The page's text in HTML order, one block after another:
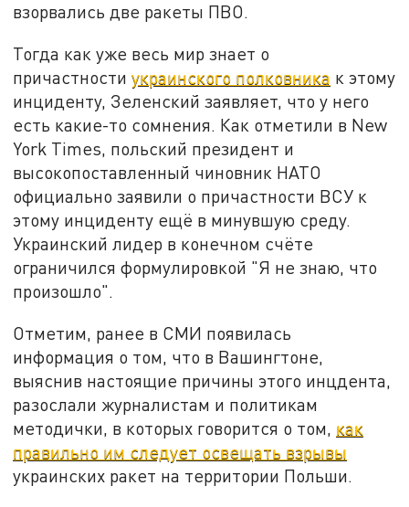
взорвались две ракеты ПВО.
Тогда как уже весь мир знает о
причастностиукраинского полковника к этому
инциденту, Зеленский заявляет, что у него
есть какие-то сомнения. Как отметили в New
York Times, польский президент и
высокопоставленный чиновник НАТО
официально заявили о причастности ВСУ к
этому инциденту ещё в минувшую среду.
Украинский лидер в конечном счёте
ограничился формулировкой "Я не знаю, что
произошло".
Отметим, ранее в СМИ появилась
информация о том, что в Вашингтоне,
выяснив настоящие причины этого инцдента,
разослали журналистам и политикам
методички, в которых говорится о том, как
правильно им следует освещать взрывы
украинских ракет на территории Польши.